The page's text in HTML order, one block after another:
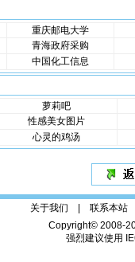
重庆邮电大学
青海政府采购
中国化工信息
萝莉吧
性感美女图片
心灵的鸡汤
关于我们 | 联系本站
Copyright© 2008-
强烈建议使用